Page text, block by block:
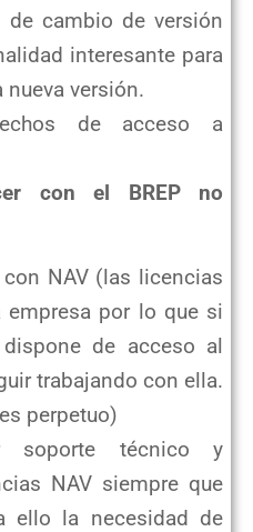
de cambio de versión
interesante para
nueva versión.
de acceso a
con el BREP no
NAV (las licencias
por lo que si
de acceso al
trabajando con ella.
perpetuo)
soporte técnico y
NAV siempre que
ello la necesidad de